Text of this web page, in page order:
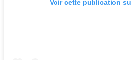
Voir cette publication